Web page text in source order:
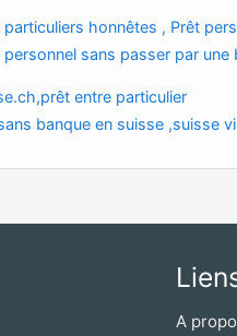
honnêtes , Prêt
sans passer par une
entre particulier
banque en suisse ,suisse
A